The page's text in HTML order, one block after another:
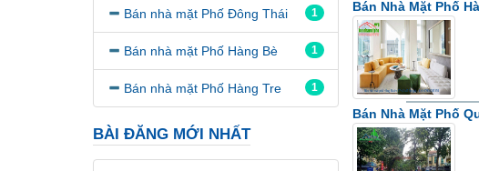
1
Bán nhà mặt Phố Đông Thái
1
Bán nhà mặt Phố Hàng Bè
1
Bán nhà mặt Phố Hàng Tre
BÀI ĐĂNG MỚI NHẤT
Bán Nhà Mặt Phố
Bán Nhà Mặt Phố